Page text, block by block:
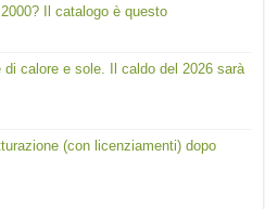
Il catalogo è questo
di calore e sole. Il caldo del 2026 sarà
(con licenziamenti) dopo